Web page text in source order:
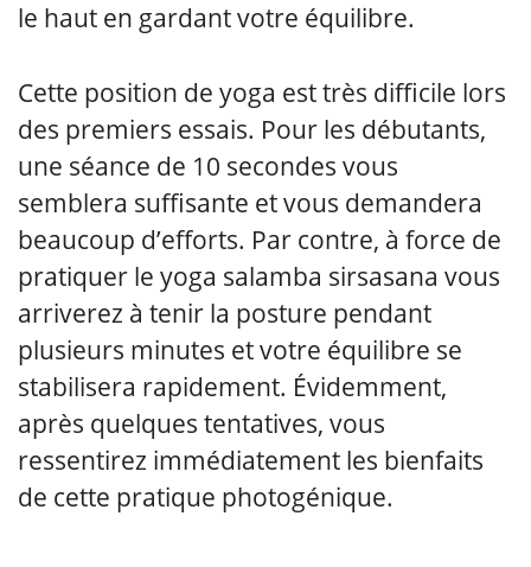
le haut en gardant votre équilibre.
Cette position de yoga est très difficile lors
des premiers essais. Pour les débutants,
une séance de 10 secondes vous
semblera suffisante et vous demandera
beaucoup d’efforts. Par contre, à force de
pratiquer le yoga salamba sirsasana vous
arriverez à tenir la posture pendant
plusieurs minutes et votre équilibre se
stabilisera rapidement. Évidemment,
après quelques tentatives, vous
ressentirez immédiatement les bienfaits
de cette pratique photogénique.